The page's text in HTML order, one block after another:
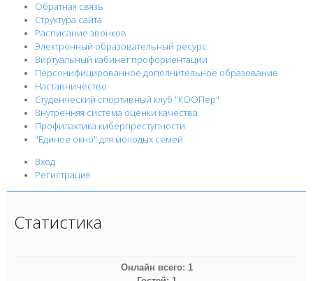
Обратная связь
Структура сайта
Расписание звонков
Электронный образовательный ресурс
Виртуальный кабинет профориентации
Персонифицированное дополнительное образование
Наставничество
Студенческий спортивный клуб "КООПер"
Внутренняя система оценки качества
Профилактика киберпреступности
"Единое окно" для молодых семей
Вход
Регистрация
Статистика
Онлайн всего: 1